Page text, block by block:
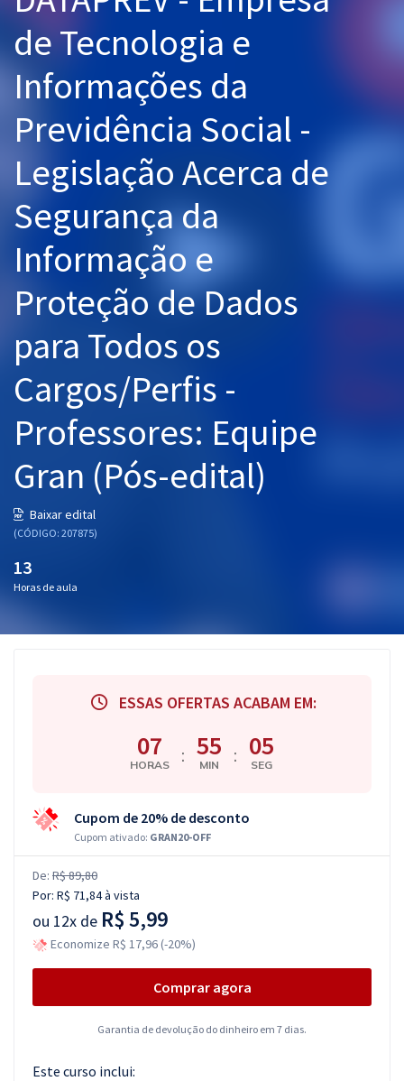
Graduação
OAB
Mentorias
Questões grátis
Conteúdo gratuito
Blog
Aprovados
Atendimento
de Tecnologia e
Informações da
Previdência Social -
Legislação Acerca de
Segurança da
Informação e
Proteção de Dados
para Todos os
Cargos/Perfis -
Professores: Equipe
Gran (Pós-edital)
Baixar edital
(CÓDIGO: 207875)
13
Horas de aula
ESSAS OFERTAS ACABAM EM:
07
HORAS : 55
MIN : 04
SEG
Cupom de 20% de desconto
Cupom ativado: GRAN20-OFF
De: R$ 89,80
Por: R$ 71,84à vista
ou 12x de R$ 5,99
Economize R$ 17,96 (-20%)
Comprar agora
Garantia de devolução do dinheiro em 7 dias.
Este curso inclui: